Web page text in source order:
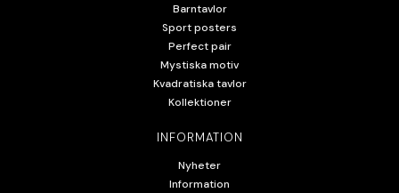
Barntavlor
Sport posters
Perfect pair
Mystiska motiv
Kvadratiska tavlor
Kollektioner
INFORMATION
Nyheter
Information